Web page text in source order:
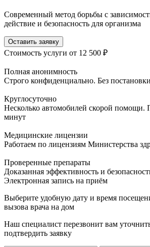
Современный метод борьбы с
действие и безопасность для организма
Оставить заявку
Стоимость услуги от 12 500 ₽
Полная анонимность
Строго конфиденциально. Без
Круглосуточно
Несколько автомобилей скорой помощи.
минут
Медицинские лицензии
Работаем по лицензиям Министерства
Проверенные препараты
Доказанная эффективность и
Электронная запись на приём
Выберите удобную дату и время
вызова врача на дом
Наш специалист перезвонит вам
подтвердить заявку